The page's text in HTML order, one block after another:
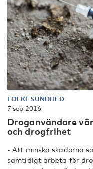
FOLKESUNDHED
7 sep 2016
Droganvändare
och drogfrihet
- Att minska skadorna
samtidigt arbeta för